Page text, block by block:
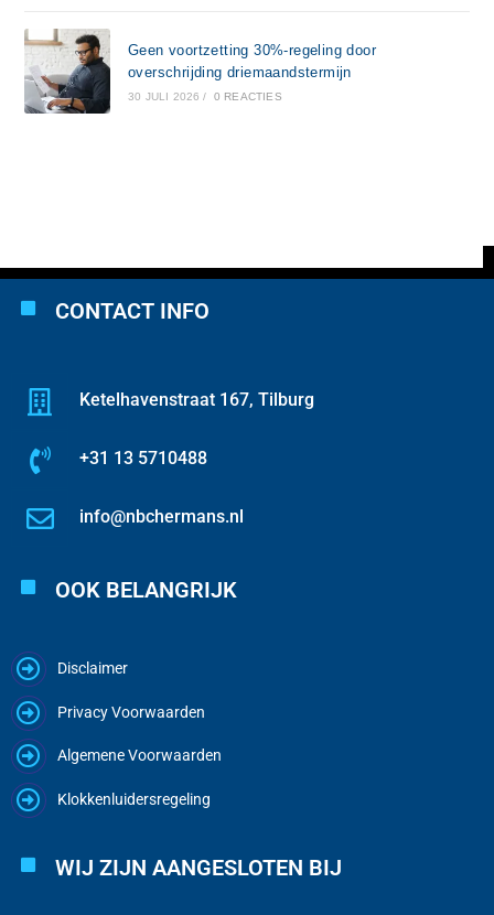
Geen voortzetting 30%-regeling door
overschrijding driemaandstermijn
30 JULI 2026 / 0 REACTIES
CONTACT INFO
Ketelhavenstraat 167, Tilburg
+31 13 5710488
info@nbchermans.nl
OOK BELANGRIJK
Disclaimer
Privacy Voorwaarden
Algemene Voorwaarden
Klokkenluidersregeling
WIJ ZIJN AANGESLOTEN BIJ